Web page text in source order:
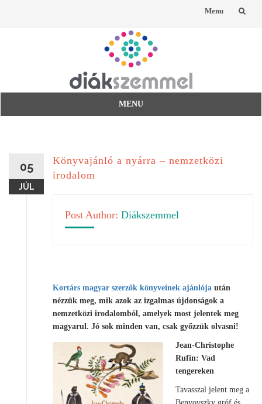
Menu
MENU
05
JÚL
Könyvajánló a nyárra – nemzetközi
irodalom
Post Author: Diákszemmel
Kortárs magyar szerzők könyveinek ajánlója után
nézzük meg, mik azok az izgalmas újdonságok a
nemzetközi irodalomból, amelyek most jelentek meg
magyarul. Jó sok minden van, csak győzzük olvasni!
Jean-Christophe
Rufin: Vad
tengereken
Tavasszal jelent meg a